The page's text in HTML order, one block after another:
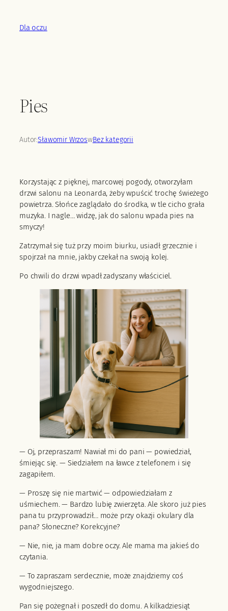
treściDla oczu
Pies
Autor:Sławomir WrzoswBez kategorii
Korzystając z pięknej, marcowej pogody, otworzyłam
drzwi salonu na Leonarda, żeby wpuścić trochę świeżego
powietrza. Słońce zaglądało do środka, w tle cicho grała
muzyka. I nagle… widzę, jak do salonu wpada pies na
smyczy!
Zatrzymał się tuż przy moim biurku, usiadł grzecznie i
spojrzał na mnie, jakby czekał na swoją kolej.
Po chwili do drzwi wpadł zadyszany właściciel.
— Oj, przepraszam! Nawiał mi do pani — powiedział,
śmiejąc się. — Siedziałem na ławce z telefonem i się
zagapiłem.
— Proszę się nie martwić — odpowiedziałam z
uśmiechem. — Bardzo lubię zwierzęta. Ale skoro już pies
pana tu przyprowadził… może przy okazji okulary dla
pana? Słoneczne? Korekcyjne?
— Nie, nie, ja mam dobre oczy. Ale mama ma jakieś do
czytania.
— To zapraszam serdecznie, może znajdziemy coś
wygodniejszego.
Pan się pożegnał i poszedł do domu. A kilkadziesiąt